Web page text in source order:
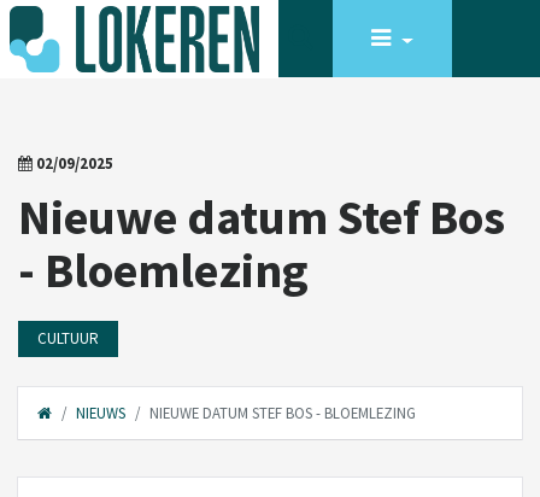
02/09/2025
Nieuwe datum Stef Bos
- Bloemlezing
CULTUUR
NIEUWS NIEUWE DATUM STEF BOS - BLOEMLEZING